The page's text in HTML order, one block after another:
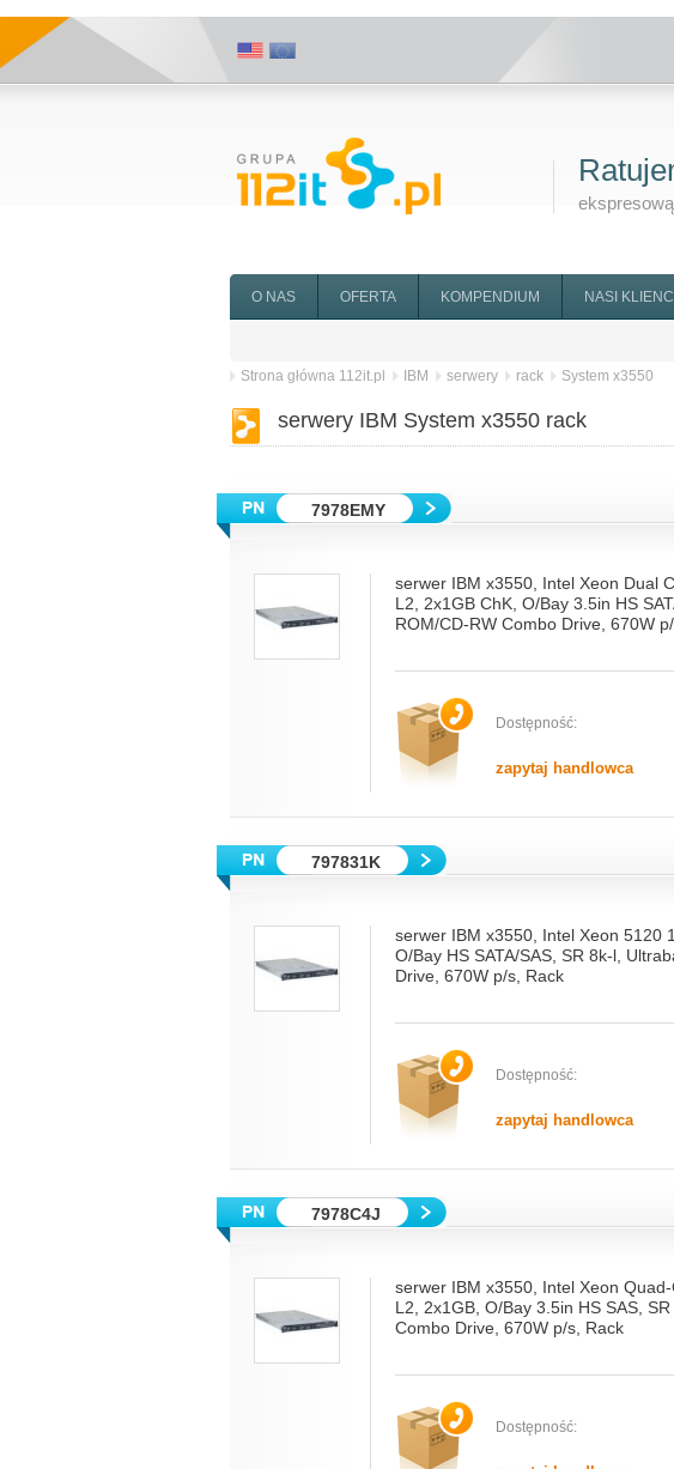
O NAS OFERTA KOMPENDIUM NASI KLIENCI
Strona główna 112it.pl IBM serwery rack System x3550
serwery IBM System x3550 rack
7978EMY
serwer IBM x3550, Intel Xeon Dual
L2, 2x1GB ChK, O/Bay 3.5in HS
ROM/CD-RW Combo Drive, 670W
Dostępność:
zapytaj handlowca
797831K
serwer IBM x3550, Intel Xeon 5120
O/Bay HS SATA/SAS, SR 8k-l,
Drive, 670W p/s, Rack
Dostępność:
zapytaj handlowca
7978C4J
serwer IBM x3550, Intel Xeon
L2, 2x1GB, O/Bay 3.5in HS SAS,
Combo Drive, 670W p/s, Rack
Dostępność: